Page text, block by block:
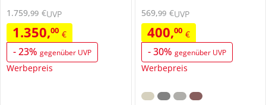
1.350,00 €
-23% gegenüber UVP
Werbepreis
1.759,99 €UVP
400,00 €
-30% gegenüber UVP
Werbepreis
569,99 €UVP